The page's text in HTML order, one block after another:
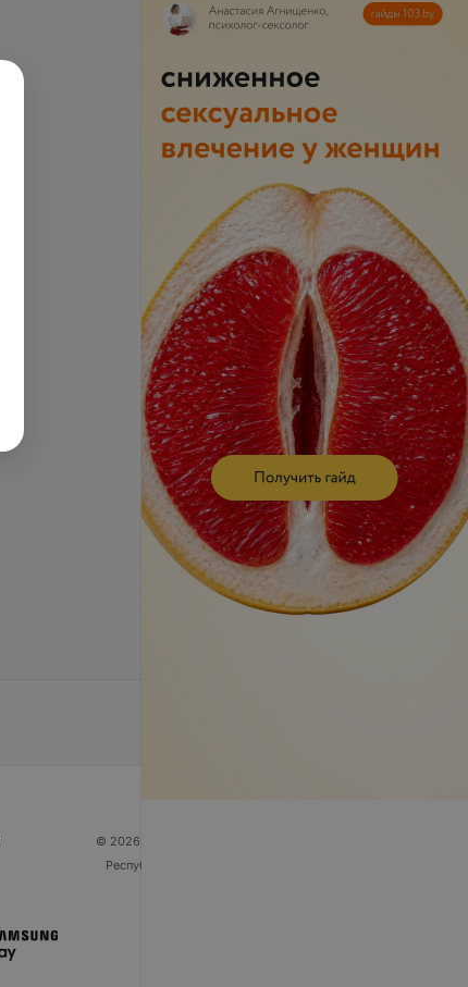
© 2026 ООО «Артокс Лаб», УНП 191700409
Республика Беларусь, г. Минск, улица Толбухина, 2,